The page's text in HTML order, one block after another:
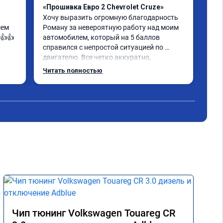
«Прошивка Евро 2 Chevrolet Cruze»
Хочу выразить огромную благодарность
Роману за невероятную работу над моим
автомобилем, который на 5 баллов
справился с непростой ситуацией по
двигателю. Все четко аккуратно,
внимательно сделал. Его
работы. Благодаря ему, мое авто снова
работает как часы.
его терпение и готовность объяснить мне
Читать полностью
Чип тюнинг Volkswagen Touareg CR